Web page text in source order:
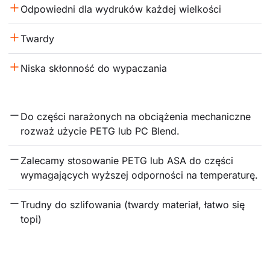
Odpowiedni dla wydruków każdej wielkości
Twardy
Niska skłonność do wypaczania
Do części narażonych na obciążenia mechaniczne
rozważ użycie PETG lub PC Blend.
Zalecamy stosowanie PETG lub ASA do części
wymagających wyższej odporności na temperaturę.
Trudny do szlifowania (twardy materiał, łatwo się
topi)